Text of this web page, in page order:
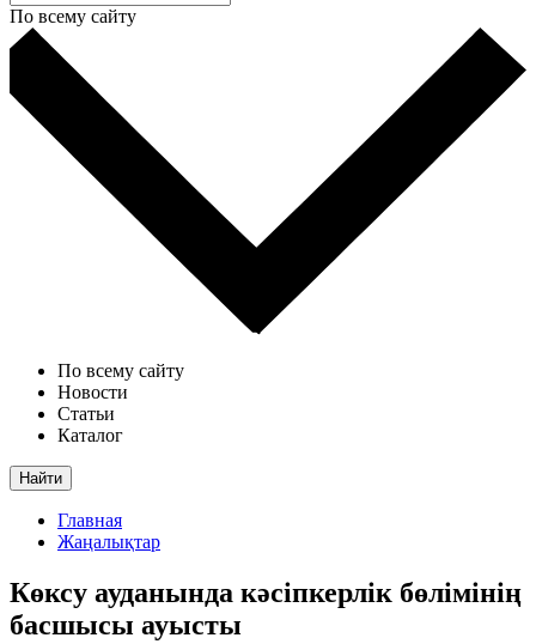
По всему сайту
По всему сайту
Новости
Статьи
Каталог
Найти
Главная
Жаңалықтар
Көксу ауданында кәсіпкерлік бөлімінің
басшысы ауысты